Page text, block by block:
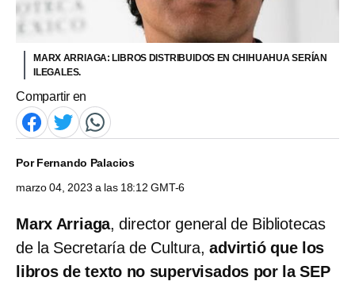
MARX ARRIAGA: LIBROS DISTRIBUIDOS EN CHIHUAHUA SERÍAN
ILEGALES.
Compartir en
PorFernando Palacios
marzo 04, 2023 a las 18:12 GMT-6
Marx Arriaga, director general de Bibliotecas
de la Secretaría de Cultura,advirtió que los
libros de texto no supervisados por la SEP